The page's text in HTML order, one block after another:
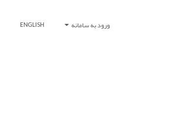
ورود به سامانه ENGLISH